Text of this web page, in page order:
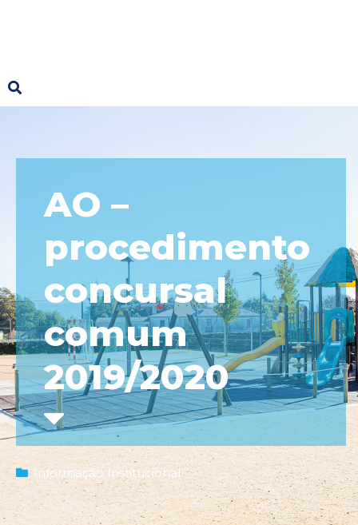
AO –
procedimento
concursal
comum
2019/2020
Informação Institucional